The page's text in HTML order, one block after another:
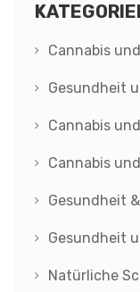
Cannabis
Gesundheit
Cannabis
Cannabis
Gesundheit
Gesundheit
Natürliche